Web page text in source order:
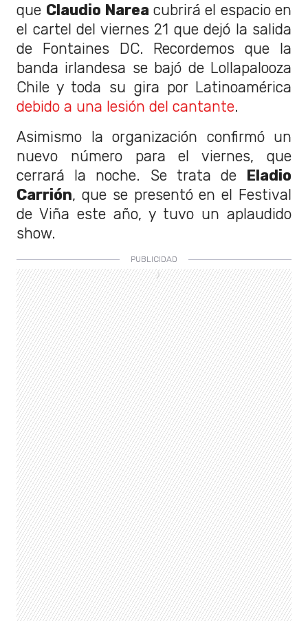
que Claudio Narea cubrirá el espacio en
el cartel del viernes 21 que dejó la salida
de Fontaines DC. Recordemos que la
banda irlandesa se bajó de Lollapalooza
Chile y toda su gira por Latinoamérica
debido a una lesión del cantante.
Asimismo la organización confirmó un
nuevo número para el viernes, que
cerrará la noche. Se trata de Eladio
Carrión, que se presentó en el Festival
de Viña este año, y tuvo un aplaudido
show.